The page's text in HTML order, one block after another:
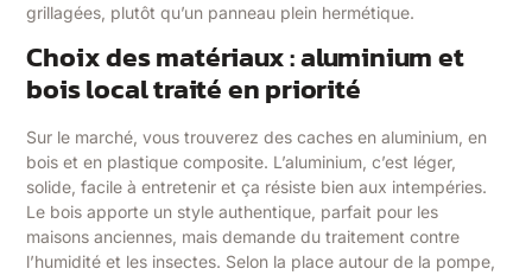
grillagées, plutôt qu’un panneau plein hermétique.
Choix des matériaux : aluminium et
bois local traité en priorité
Sur le marché, vous trouverez des caches en aluminium, en
bois et en plastique composite. L’aluminium, c’est léger,
solide, facile à entretenir et ça résiste bien aux intempéries.
Le bois apporte un style authentique, parfait pour les
maisons anciennes, mais demande du traitement contre
l’humidité et les insectes. Selon la place autour de la pompe,